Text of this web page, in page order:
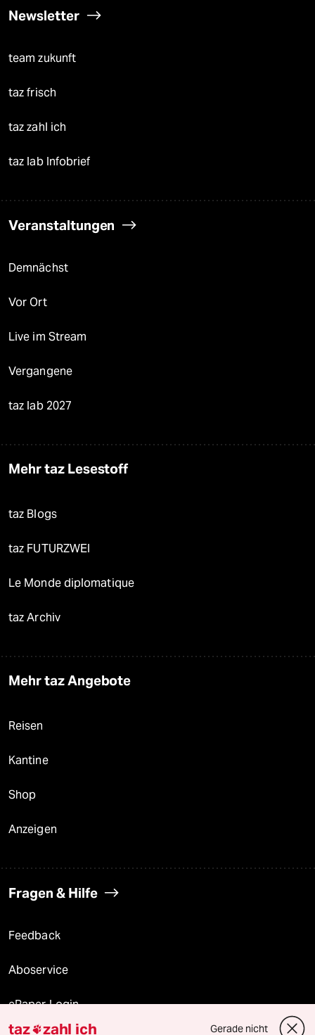
Newsletter
team zukunft
taz frisch
taz zahl ich
taz lab Infobrief
Veranstaltungen
Demnächst
Vor Ort
Live im Stream
Vergangene
taz lab 2027
Mehr taz Lesestoff
taz Blogs
taz FUTURZWEI
Le Monde diplomatique
taz Archiv
Mehr taz Angebote
Reisen
Kantine
Shop
Anzeigen
Fragen & Hilfe
Feedback
Aboservice
ePaper Login
taz zahl ich Gerade nicht